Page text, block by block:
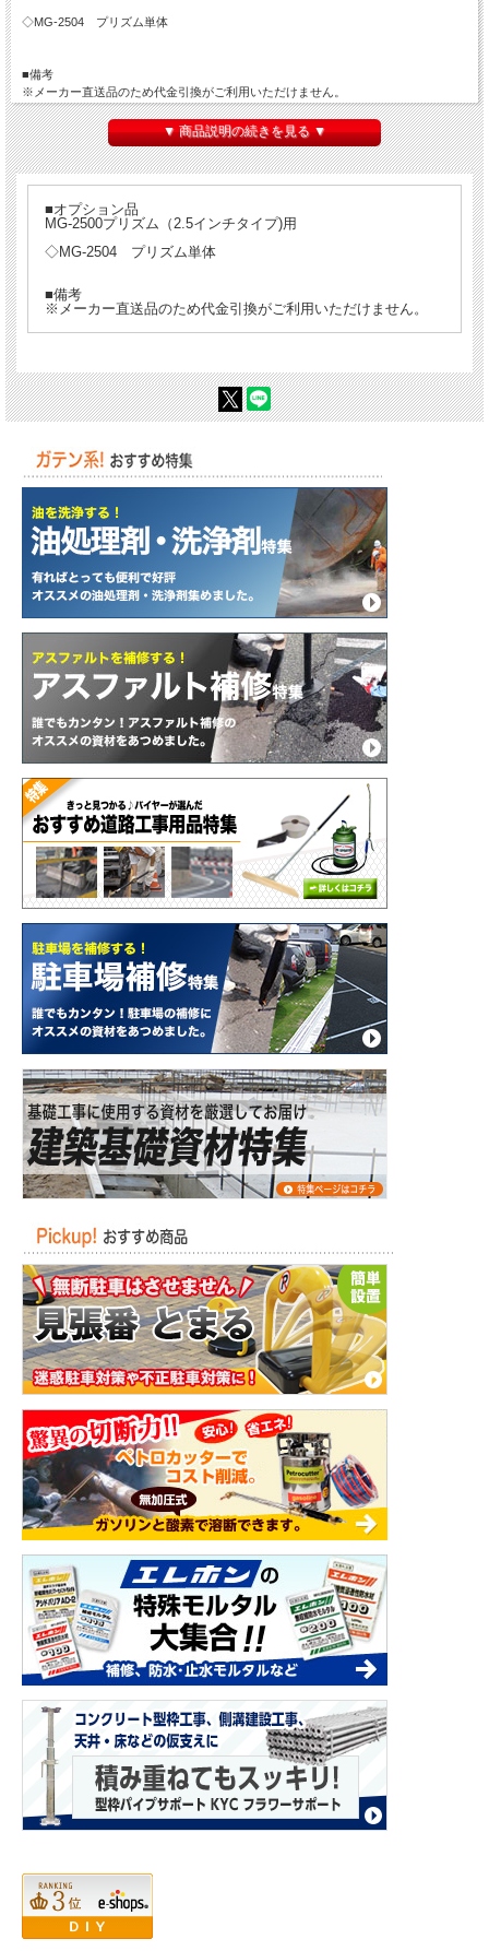
◇MG-2504 プリズム単体
■備考
※メーカー直送品のため代金引換がご利用いただけません。
▼ 商品説明の続きを見る ▼
■オプション品
MG-2500プリズム（2.5インチタイプ)用
◇MG-2504 プリズム単体
■備考
※メーカー直送品のため代金引換がご利用いただけません。